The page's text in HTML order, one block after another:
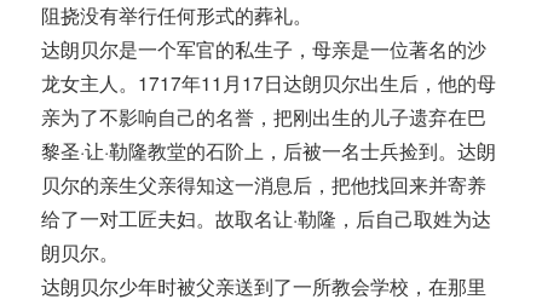
阻挠没有举行任何形式的葬礼。
达朗贝尔是一个军官的私生子，母亲是一位著名的沙
龙女主人。1717年11月17日达朗贝尔出生后，他的母
亲为了不影响自己的名誉，把刚出生的儿子遗弃在巴
黎圣·让·勒隆教堂的石阶上，后被一名士兵捡到。达朗
贝尔的亲生父亲得知这一消息后，把他找回来并寄养
给了一对工匠夫妇。故取名让·勒隆，后自己取姓为达
朗贝尔。
达朗贝尔少年时被父亲送到了一所教会学校，在那里